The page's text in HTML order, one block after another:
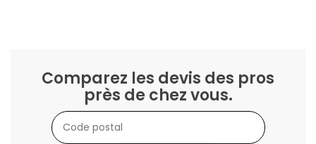
Comparez les devis des pros
près de chez vous.